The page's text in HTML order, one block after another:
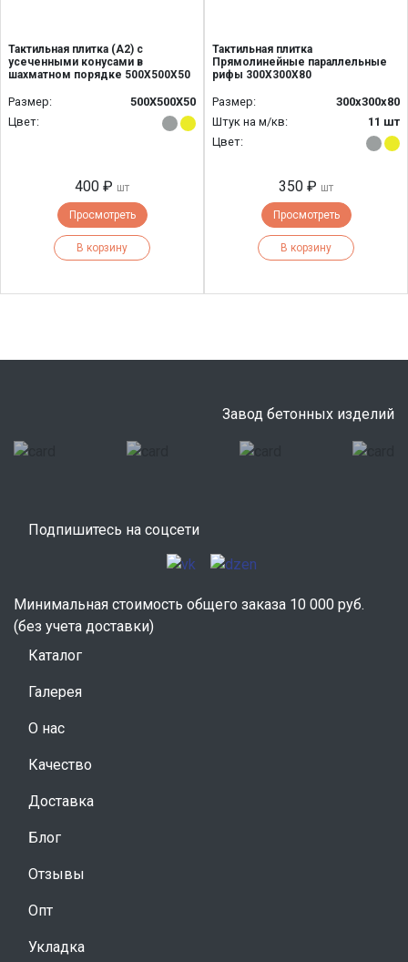
Тактильная плитка (А2) c
усеченными конусами в
шахматном порядке 500Х500Х50
Размер:
500Х500Х50
Цвет:
400 ₽ шт
Просмотреть
В корзину
Тактильная плитка
Прямолинейные параллельные
рифы 300Х300Х80
Размер:
300х300х80
Штук на м/кв:
11 шт
Цвет:
350 ₽ шт
Просмотреть
В корзину
Завод бетонных изделий
Подпишитесь на соцсети
Минимальная стоимость общего заказа 10 000 руб.
(без учета доставки)
Каталог
Галерея
О нас
Качество
Доставка
Блог
Отзывы
Опт
Укладка